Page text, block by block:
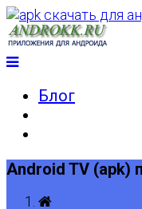
Блог
Android TV (apk)